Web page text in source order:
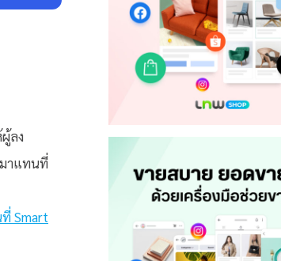
ลง
มาแทนที่
Smart